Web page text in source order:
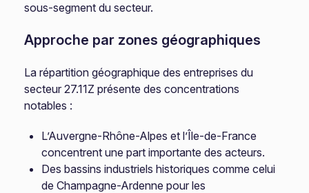
sous-segment du secteur.
Approche par zones géographiques
La répartition géographique des entreprises du
secteur 27.11Z présente des concentrations
notables :
L’Auvergne-Rhône-Alpes et l’Île-de-France
concentrent une part importante des acteurs.
Des bassins industriels historiques comme celui
de Champagne-Ardenne pour les